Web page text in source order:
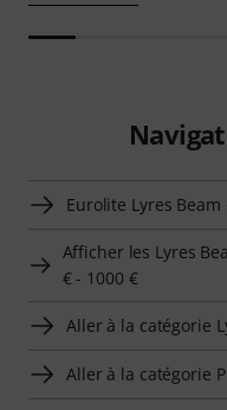
Eurolite Lyres
Afficher les Lyres
€ - 1000 €
Aller à la catégorie
Aller à la catégorie